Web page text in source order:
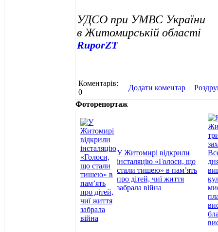
УДСО при УМВС України
в Житомирській області
RuporZT
Коментарів:
0
Додати коментар
Фоторепортаж
У Житомирі відкрили
інсталяцію «Голоси, що
стали тишею» в пам’ять
про дітей, чиї життя
забрала війна